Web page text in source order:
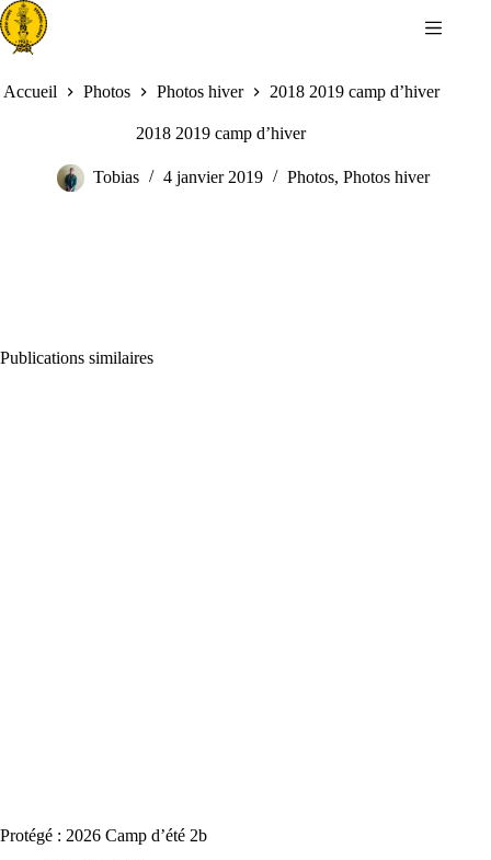
Passer
au
contenu
Accueil Photos Photos hiver 2018 2019 camp d’hiver
2018 2019 camp d’hiver
Tobias 4 janvier 2019 Photos, Photos hiver
Publications similaires
Protégé : 2026 Camp d’été 2b